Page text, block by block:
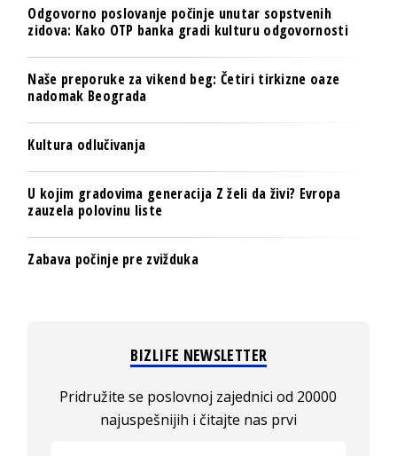
Odgovorno poslovanje počinje unutar sopstvenih
zidova: Kako OTP banka gradi kulturu odgovornosti
Naše preporuke za vikend beg: Četiri tirkizne oaze
nadomak Beograda
Kultura odlučivanja
U kojim gradovima generacija Z želi da živi? Evropa
zauzela polovinu liste
Zabava počinje pre zvižduka
BIZLIFE NEWSLETTER
Pridružite se poslovnoj zajednici od 20000
najuspešnijih i čitajte nas prvi